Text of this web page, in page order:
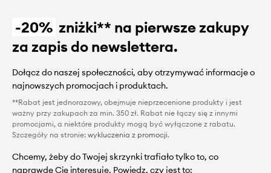
-20% zniżki** na pierwsze zakupy
za zapis do newslettera.
Dołącz do naszej społeczności, aby otrzymywać informacje o
najnowszych promocjach i produktach.
**Rabat jest jednorazowy, obejmuje nieprzecenione produkty i jest
ważny przy zakupach za min. 350 zł. Rabat nie łączy się z innymi
promocjami, a niektóre produkty mogą być wyłączone z rabatu.
Szczegóły na stronie: wykluczenia z promocji.
Chcemy, żeby do Twojej skrzynki trafiało tylko to, co
naprawdę Cię interesuje. Powiedz, czy jest to: